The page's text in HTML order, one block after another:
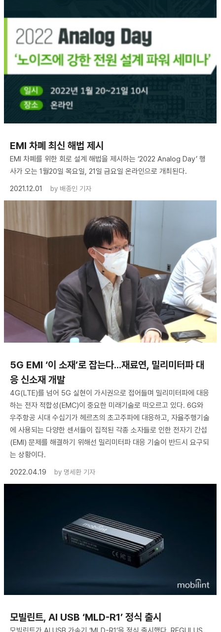
EMI 차폐 최신 해법 제시
EMI 차폐를 위한 회로 설계 해법을 제시하는 ‘2022 Analog Day’ 행
사가 오는 1월20일 목요일, 21일 금요일 온라인으로 개최된다.
2021.12.01
by 배종인 기자
5G EMI ‘이 소재’로 잡는다...재료연, 밀리미터파 대
응 신소재 개발
4G(LTE)를 넘어 5G 실현이 가시권으로 접어들며 밀리미터파에 대응
하는 전자 적합성(EMC)이 중요한 미래기술로 떠오르고 있다. 6G와
우주항공 시대 수십기가 헤르츠의 초고주파에 대응하고, 자율주행기술
에 사용되는 다양한 센서들이 집적된 각종 소자들로 인한 전자기 간섭
(EMI) 문제를 해결하기 위해선 밀리미터파 대응 기술이 반드시 요구되
는 상황이다.
2022.04.19
by 명세환 기자
모빌린트, AI USB ‘MLD-R1’ 정식 출시